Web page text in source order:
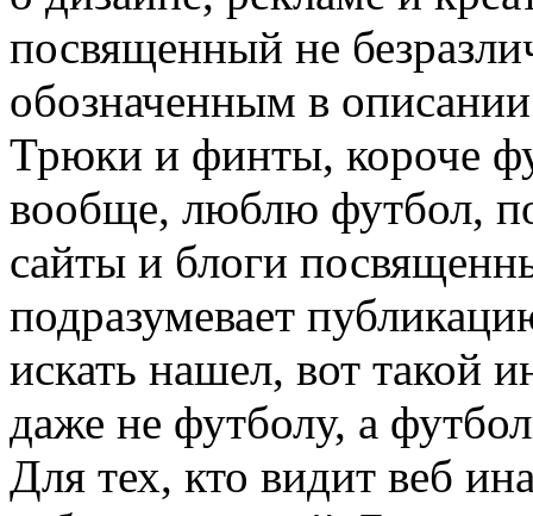
посвященный не
обозначенным в
Трюки и финты, короче
вообще, люблю футбол,
сайты и блоги
подразумевает
искать нашел, вот такой
даже не футболу, а
Для тех, кто видит веб